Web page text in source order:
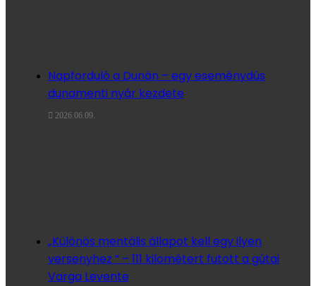
Napforduló a Dunán – egy eseménydús
dunamenti nyár kezdete
2026.06.09.
„Különös mentális állapot kell egy ilyen
versenyhez ” – 111 kilométert futott a gútai
Varga Levente